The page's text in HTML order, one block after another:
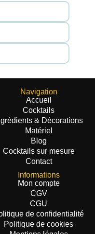
Navigation
Accueil
Cocktails
& Décorations
Matériel
Blog
Cocktails sur mesure
Contact
Informations
Mon compte
CGV
CGU
de confidentialité
Politique de cookies